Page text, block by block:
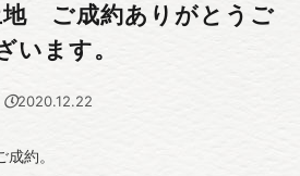
ご成約ありがとうご
います。
2020.12.22
約。